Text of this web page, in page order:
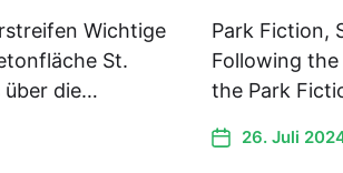
Wichtige
St.
über die…
Park Fiction,
Following
the Park
26. Juli